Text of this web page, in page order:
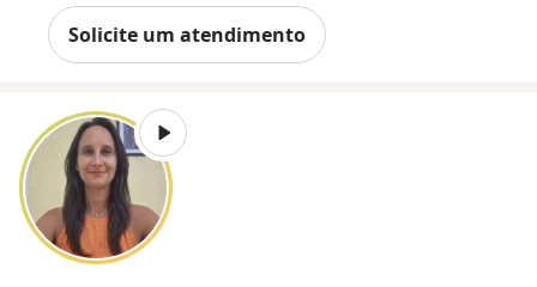
Solicite um atendimento